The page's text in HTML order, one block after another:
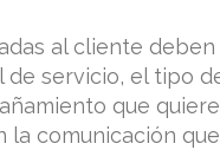
al cliente deben
de servicio, el tipo
que
la comunicación que